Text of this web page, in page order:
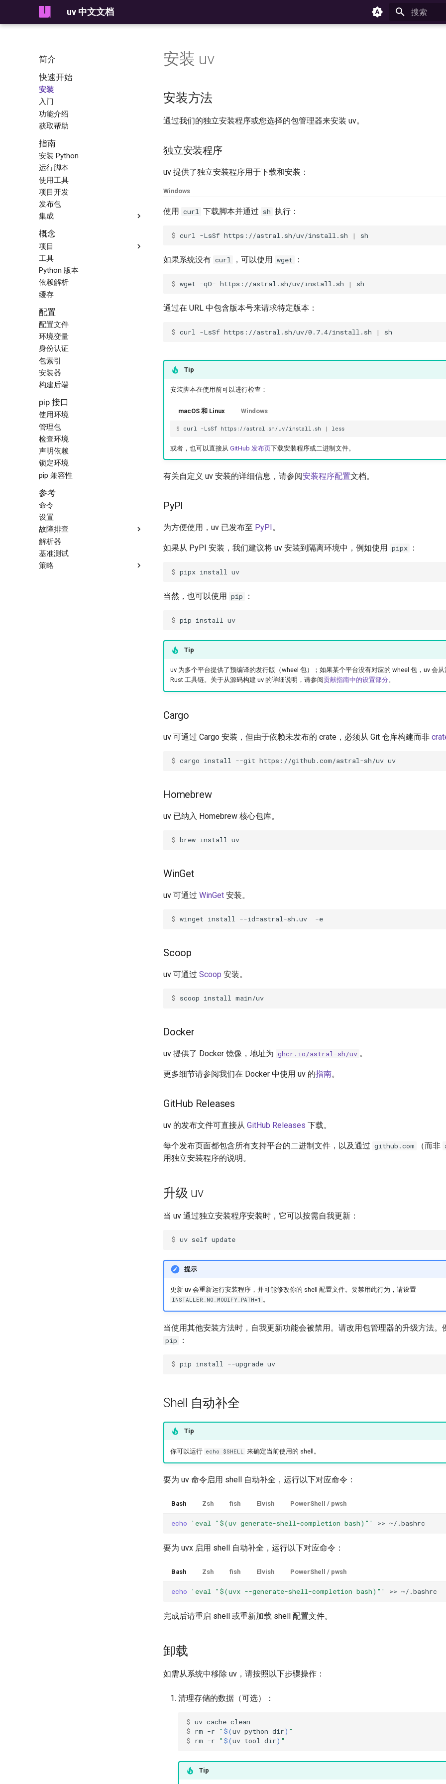
uv 中文文档
简介
快速开始
安装
入门
功能介绍
获取帮助
指南
安装 Python
运行脚本
使用工具
项目开发
发布包
集成
Docker 集成
marimo 集成
GitHub Actions 集成
GitLab CI/CD 集成
Pre-commit 集成
PyTorch 集成
FastAPI 集成
其他索引源
依赖机器人
AWS Lambda 集成
概念
项目
结构与文件
创建项目
管理依赖
运行命令
配置项目
构建分发包
使用工作区
工具
Python 版本
依赖解析
缓存
配置
配置文件
环境变量
身份认证
包索引
安装器
构建后端
pip 接口
使用环境
管理包
检查环境
声明依赖
锁定环境
pip 兼容性
参考
命令
设置
故障排查
构建失败
可复现示例
解析器
基准测试
策略
安装 uv
安装方法
通过我们的独立安装程序或您选择的包管理器来安装 uv。
独立安装程序
uv 提供了独立安装程序用于下载和安装：
Windows
使用 curl 下载脚本并通过 sh 执行：
$ curl -LsSf https://astral.sh/uv/install.sh |
如果系统没有 curl ，可以使用 wget ：
$ wget -qO- https://astral.sh/uv/install.sh |
通过在 URL 中包含版本号来请求特定版本：
$ curl -LsSf https://astral.sh/uv/0.7.4/install.sh |
Tip
安装脚本在使用前可以进行检查：
macOS 和 Linux Windows
$ curl -LsSf https://astral.sh/uv/install.sh |
或者，也可以直接从 GitHub 发布页下载安装程序或二进制文件。
有关自定义 uv 安装的详细信息，请参阅安装程序配置文档。
PyPI
为方便使用，uv 已发布至 PyPI 。
如果从 PyPI 安装，我们建议将 uv 安装到隔离环境中，例如使用 pipx ：
$ pipx install
当然，也可以使用 pip ：
$ pip install
Tip
uv 为多个平台提供了预编译的发行版（wheel 包）；如果某个平台没有对应的 wheel 包，uv 会
Rust 工具链。关于从源码构建 uv 的详细说明，请参阅贡献指南中的设置部分。
Cargo
uv 可通过 Cargo 安装，但由于依赖未发布的 crate，必须从 Git 仓库构建而非
$ cargo install --git https://github.com/astral-sh/uv
Homebrew
uv 已纳入 Homebrew 核心包库。
$ brew install
WinGet
uv 可通过 WinGet 安装。
$ winget install --id=astral-sh.uv
Scoop
uv 可通过 Scoop 安装。
$ scoop install
Docker
uv 提供了 Docker 镜像，地址为 ghcr.io/astral-sh/uv 。
更多细节请参阅我们在 Docker 中使用 uv 的指南。
GitHub Releases
uv 的发布文件可直接从 GitHub Releases 下载。
每个发布页面都包含所有支持平台的二进制文件，以及通过 github.com （而非
用独立安装程序的说明。
升级 uv
当 uv 通过独立安装程序安装时，它可以按需自我更新：
$ uv self
提示
更新 uv 会重新运行安装程序，并可能修改你的 shell 配置文件。要禁用此行为，请设置
INSTALLER_NO_MODIFY_PATH=1 。
当使用其他安装方法时，自我更新功能会被禁用。请改用包管理器的升级方法。
pip ：
$ pip install --upgrade
Shell 自动补全
Tip
你可以运行 echo $SHELL 来确定当前使用的 shell。
要为 uv 命令启用 shell 自动补全，运行以下对应命令：
Bash Zsh fish Elvish PowerShell / pwsh
echo 'eval "$(uv generate-shell-completion bash)"' >>
要为 uvx 启用 shell 自动补全，运行以下对应命令：
Bash Zsh fish Elvish PowerShell / pwsh
echo 'eval "$(uvx --generate-shell-completion bash)"' >>
完成后请重启 shell 或重新加载 shell 配置文件。
卸载
如需从系统中移除 uv，请按照以下步骤操作：
清理存储的数据（可选）：
$ uv cache
$ rm -r " $(uv python dir) "
$ rm -r " $(uv tool dir) "
Tip